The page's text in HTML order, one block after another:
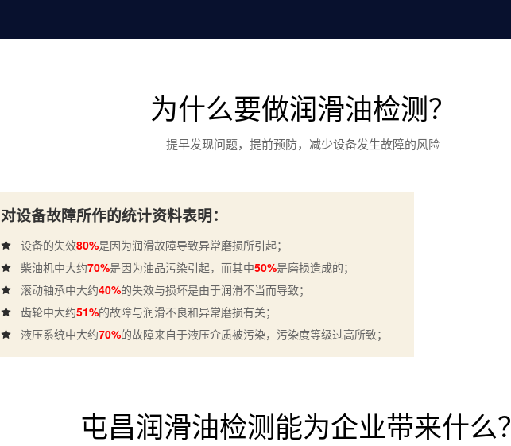
为什么要做润滑油检测？
提早发现问题，提前预防，减少设备发生故障的风险
对设备故障所作的统计资料表明：
设备的失效80%是因为润滑故障导致异常磨损所引起；
柴油机中大约70%是因为油品污染引起，而其中50%是磨损造成的；
滚动轴承中大约40%的失效与损坏是由于润滑不当而导致；
齿轮中大约51%的故障与润滑不良和异常磨损有关；
液压系统中大约70%的故障来自于液压介质被污染，污染度等级过高所致；
屯昌润滑油检测能为企业带来什么？